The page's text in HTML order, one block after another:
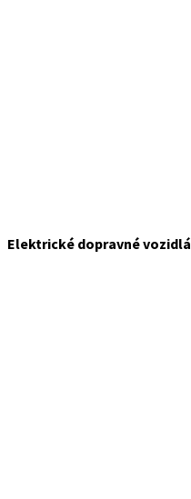
Elektrické dopravné vozidlá